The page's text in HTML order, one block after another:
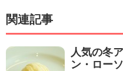
関連記事
人気の冬
ン・ロー